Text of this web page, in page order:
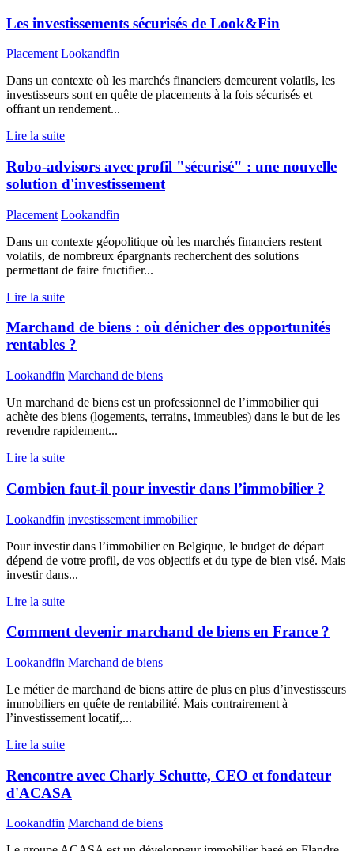
Les investissements sécurisés de Look&Fin
Placement Lookandfin
Dans un contexte où les marchés financiers demeurent volatils, les
investisseurs sont en quête de placements à la fois sécurisés et
offrant un rendement...
Lire la suite
Robo-advisors avec profil "sécurisé" : une nouvelle
solution d'investissement
Placement Lookandfin
Dans un contexte géopolitique où les marchés financiers restent
volatils, de nombreux épargnants recherchent des solutions
permettant de faire fructifier...
Lire la suite
Marchand de biens : où dénicher des opportunités
rentables ?
Lookandfin Marchand de biens
Un marchand de biens est un professionnel de l’immobilier qui
achète des biens (logements, terrains, immeubles) dans le but de les
revendre rapidement...
Lire la suite
Combien faut-il pour investir dans l’immobilier ?
Lookandfin investissement immobilier
Pour investir dans l’immobilier en Belgique, le budget de départ
dépend de votre profil, de vos objectifs et du type de bien visé. Mais
investir dans...
Lire la suite
Comment devenir marchand de biens en France ?
Lookandfin Marchand de biens
Le métier de marchand de biens attire de plus en plus d’investisseurs
immobiliers en quête de rentabilité. Mais contrairement à
l’investissement locatif,...
Lire la suite
Rencontre avec Charly Schutte, CEO et fondateur
d'ACASA
Lookandfin Marchand de biens